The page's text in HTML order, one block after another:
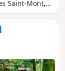
Saint-Mont,
Auf
weitläufige
eignet
auf